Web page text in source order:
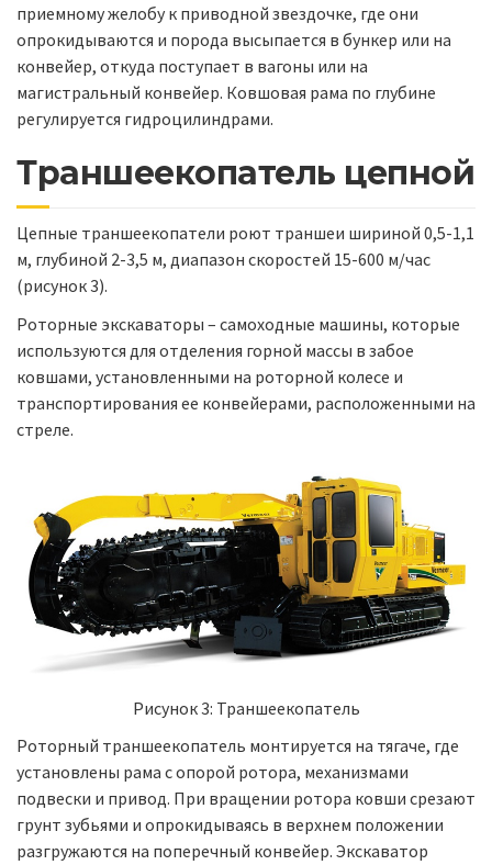
приемному желобу к приводной звездочке, где они
опрокидываются и порода высыпается в бункер или на
конвейер, откуда поступает в вагоны или на
магистральный конвейер. Ковшовая рама по глубине
регулируется гидроцилиндрами.
Траншеекопатель цепной
Цепные траншеекопатели роют траншеи шириной 0,5-1,1
м, глубиной 2-3,5 м, диапазон скоростей 15-600 м/час
(рисунок 3).
Роторные экскаваторы – самоходные машины, которые
используются для отделения горной массы в забое
ковшами, установленными на роторной колесе и
транспортирования ее конвейерами, расположенными на
стреле.
Рисунок 3: Траншеекопатель
Роторный траншеекопатель монтируется на тягаче, где
установлены рама с опорой ротора, механизмами
подвески и привод. При вращении ротора ковши срезают
грунт зубьями и опрокидываясь в верхнем положении
разгружаются на поперечный конвейер. Экскаватор